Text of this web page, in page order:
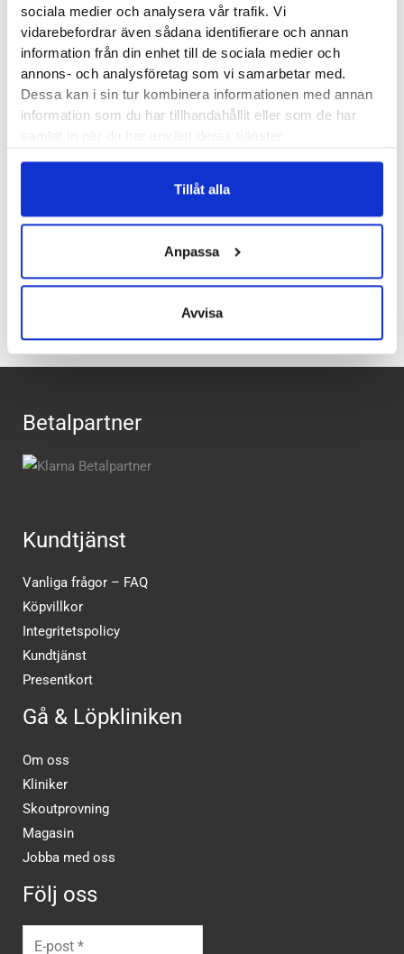
sociala medier och analysera vår trafik. Vi
vidarebefordrar även sådana identifierare och annan
information från din enhet till de sociala medier och
annons- och analysföretag som vi samarbetar med.
Dessa kan i sin tur kombinera informationen med annan
information som du har tillhandahållit eller som de har
Tillåt alla
Anpassa
Avvisa
Produktegenskaper
Läst:Bred, normal
Fotvalv:
Normala, höga
Vikt:310 g
Stockholm Hornstull, Stockholm Odengatan,
Betalpartner
Kundtjänst
Vanliga frågor – FAQ
Köpvillkor
Integritetspolicy
Kundtjänst
Presentkort
Gå & Löpkliniken
Om oss
Kliniker
Skoutprovning
Magasin
Jobba med oss
Följ oss